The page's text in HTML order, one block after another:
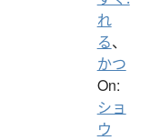
れ
る、
かつ
On:
ショ
ウ